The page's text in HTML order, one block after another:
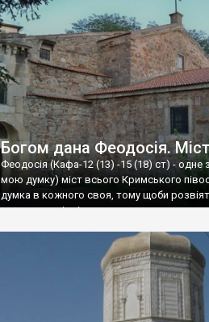
Богом дана Феодосія.
Феодосія (Кафа-12 (13) -15 (18) ст) - одне
мою думку) міст всього Кримського
думка в кожного своя, тому щоби
запрошую відвідати це